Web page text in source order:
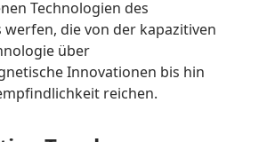
Technologien des
werfen, die von der kapazitiven
über
Innovationen bis hin
reichen.